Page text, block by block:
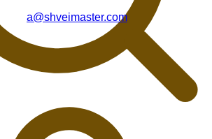
a@shveimaster.com